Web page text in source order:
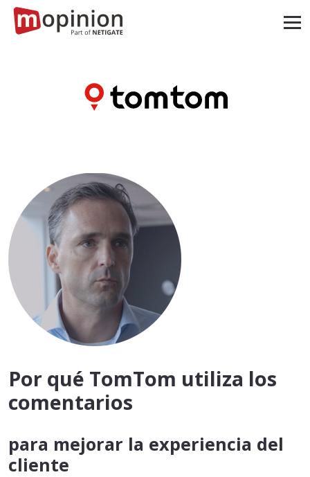
Por qué TomTom utiliza los
comentarios
para mejorar la experiencia del
cliente